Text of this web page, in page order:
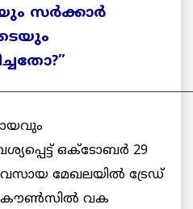
സര്‍ക്കാര്‍
ഒക്ടോബര്‍ 29
മേഖലയില്‍ ട്രേഡ്
കൌണ്‍സില്‍ വക